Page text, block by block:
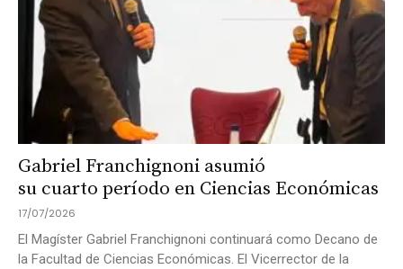
Gabriel Franchignoni asumió
su cuarto período en Ciencias Económicas
17/07/2026
El Magíster Gabriel Franchignoni continuará como Decano de
la Facultad de Ciencias Económicas. El Vicerrector de la